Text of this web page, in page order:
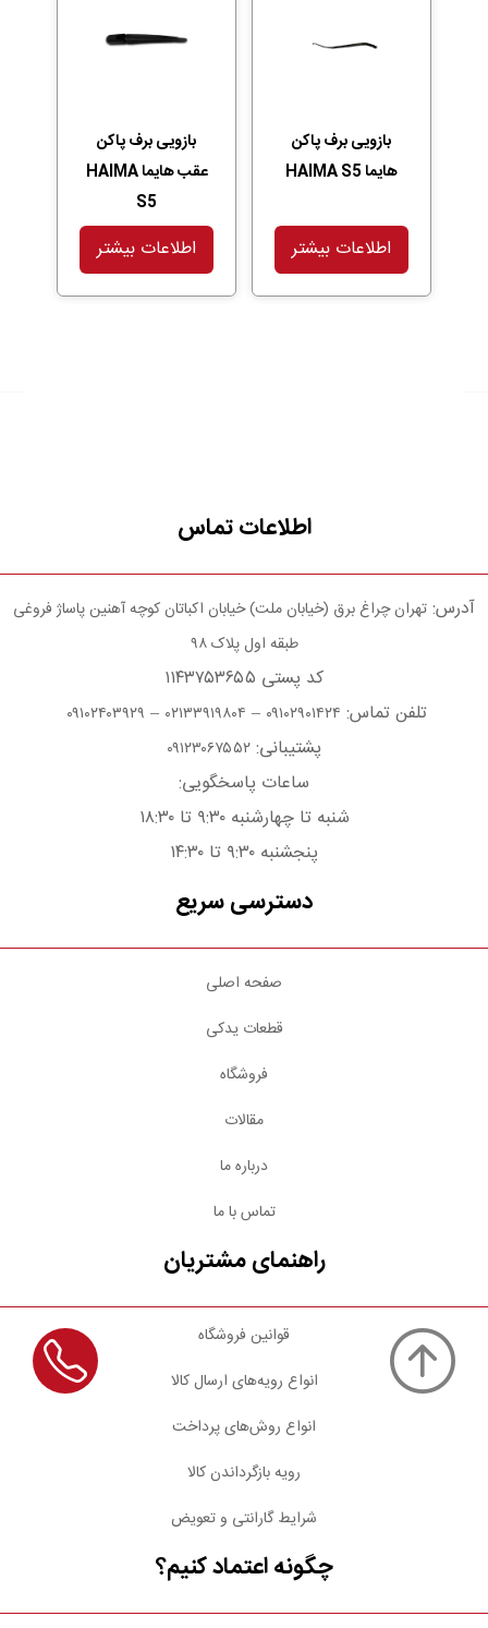
بازویی برف پاکن
هایما HAIMA S5
اطلاعات بیشتر
بازویی برف پاکن
عقب هایما HAIMA
S5
اطلاعات بیشتر
اطلاعات تماس
آدرس: تهران چراغ برق (خیابان ملت) خیابان اکباتان کوچه آهنین پاساژ فروغی
طبقه اول پلاک ۹۸
کد پستی ۱۱۴۳۷۵۳۶۵۵
تلفن تماس: ۰۹۱۰۲۹۰۱۴۲۴ – ۰۲۱۳۳۹۱۹۸۰۴ – ۰۹۱۰۲۴۰۳۹۲۹
پشتیبانی: ۰۹۱۲۳۰۶۷۵۵۲
ساعات پاسخگویی:
شنبه تا چهارشنبه ۹:۳۰ تا ۱۸:۳۰
پنجشنبه ۹:۳۰ تا ۱۴:۳۰
دسترسی سریع
صفحه اصلی
قطعات یدکی
فروشگاه
مقالات
درباره ما
تماس با ما
راهنمای مشتریان
قوانین فروشگاه
انواع رویه‌های ارسال کالا
انواع روش‌های پرداخت
رویه بازگرداندن کالا
شرایط گارانتی و تعویض
چگونه اعتماد کنیم؟